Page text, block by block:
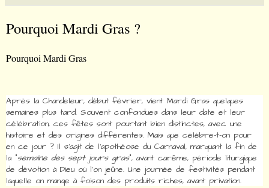
Pourquoi Mardi Gras ?
Pourquoi Mardi Gras
Après la Chandeleur, début février, vient Mardi Gras quelques
semaines plus tard. Souvent confondues dans leur date et leur
célébration, ces fêtes sont pourtant bien distinctes, avec une
histoire et des origines différentes. Mais que célèbre-t-on pour
en ce jour ? Il s'agit de l'apothéose du Carnaval, marquant la fin de
la "semaine des sept jours gras", avant carême, période liturgique
de dévotion à Dieu où l'on jeûne. Une journée de festivités pendant
laquelle on mange à foison des produits riches, avant privation.